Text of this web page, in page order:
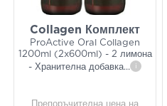
Collagen Комплект
ProActive Oral Collagen
1200ml (2x600ml) - 2 лимона
- Хранителна добавка... i